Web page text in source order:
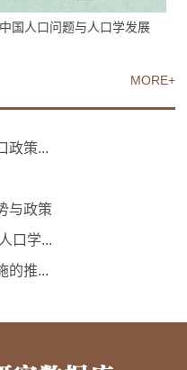
中国人口问题与人口学发展
MORE+
政策...
与政策
口学...
的推...